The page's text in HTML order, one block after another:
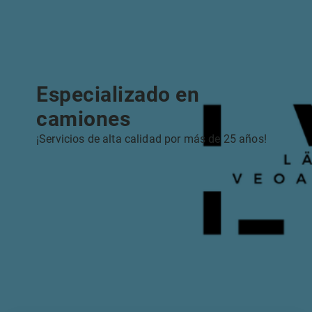
Especializado en
camiones
¡Servicios de alta calidad por más de 25 años!